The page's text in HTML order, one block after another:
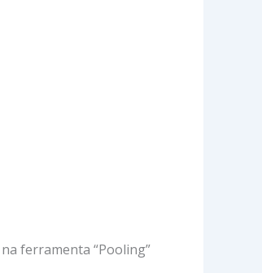
ferramenta “Pooling”